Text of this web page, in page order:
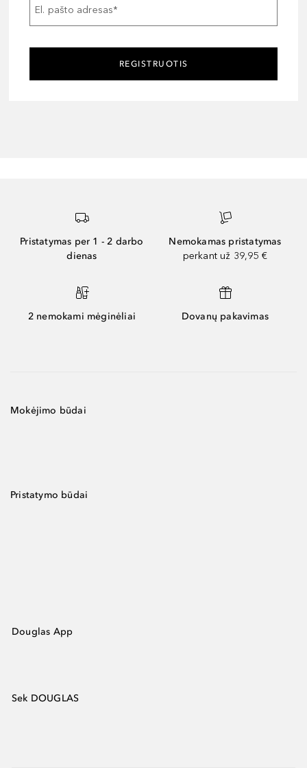
El. pašto adresas*
REGISTRUOTIS
Pristatymas per 1 - 2 darbo
dienas
Nemokamas pristatymas
perkant už 39,95 €
2 nemokami mėginėliai Dovanų pakavimas
Mokėjimo būdai
Pristatymo būdai
Douglas App
Sek DOUGLAS